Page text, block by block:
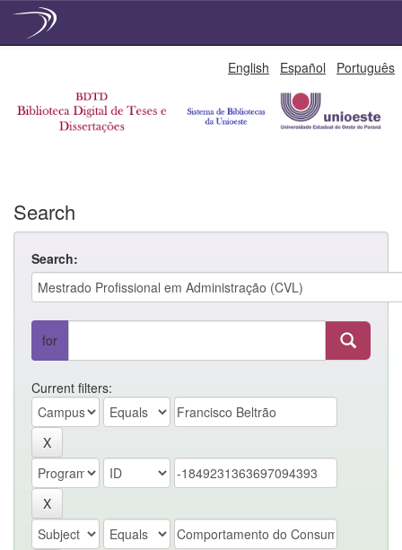
English Español Português
Search
Search:
for
Current filters: